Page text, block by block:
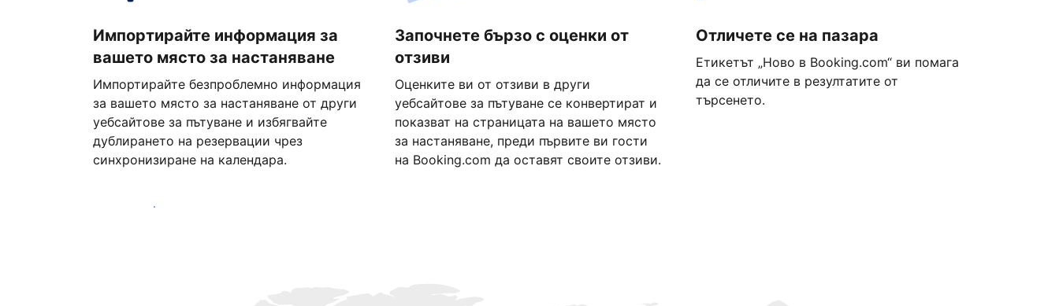
Импортирайте информация за
вашето място за настаняване
Импортирайте безпроблемно информация
за вашето място за настаняване от други
уебсайтове за пътуване и избягвайте
дублирането на резервации чрез
синхронизиране на календара.
Започнете бързо с оценки от
отзиви
Оценките ви от отзиви в други
уебсайтове за пътуване се конвертират и
показват на страницата на вашето място
за настаняване, преди първите ви гости
на Booking.com да оставят своите отзиви.
Отличете се на пазара
Етикетът „Ново в Booking.com“ ви помага
да се отличите в резултатите от
търсенето.
Започнете днес